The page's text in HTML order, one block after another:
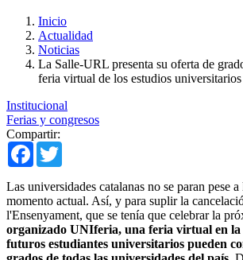
Inicio
Actualidad
Noticias
La Salle-URL presenta su oferta de
feria virtual de los estudios universitarios
Institucional
Ferias y congresos
Compartir:
Facebook
Las universidades catalanas no se paran pese
momento actual. Así, y para suplir la
l'Ensenyament, que se tenía que celebrar la
organizado UNIferia, una feria virtual en la
futuros estudiantes universitarios pueden